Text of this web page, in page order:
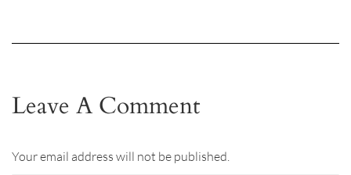
Leave A Comment
Your email address will not be published.